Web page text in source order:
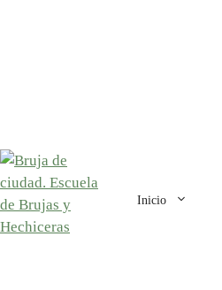
al
contenido
Inicio